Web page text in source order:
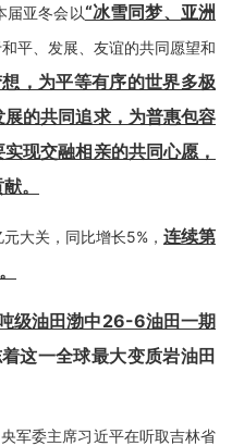
届亚冬会以“冰雪同梦、亚洲
平、发展、友谊的共同愿望和
，为平等有序的世界多极
的共同追求，为普惠包容
现交融相亲的共同心愿，
。
大关，同比增长5%， 连续第
级油田渤中26-6油田一期
这一全球最大变质岩油田
军委主席习近平在听取吉林省